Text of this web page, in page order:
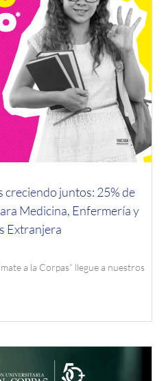
creciendo juntos: 25% de
Medicina, Enfermería y
Extranjera
a la Corpas” llegue a nuestros